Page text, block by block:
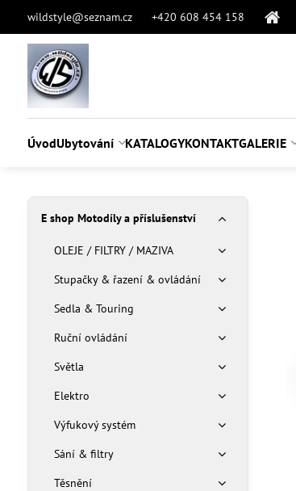
wildstyle@seznam.cz +420 608 454 158
ÚvodUbytování KATALOGYKONTAKTGALERIE
E shop Motodíly a příslušenství
OLEJE / FILTRY / MAZIVA
Stupačky & řazení & ovládání
Sedla & Touring
Ruční ovládání
Světla
Elektro
Výfukový systém
Sání & filtry
Těsnění